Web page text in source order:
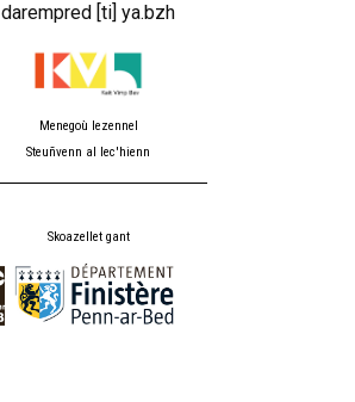
darempred [ti] ya.bzh
Menegoù lezennel
Steuñvenn al lec'hienn
Skoazellet gant